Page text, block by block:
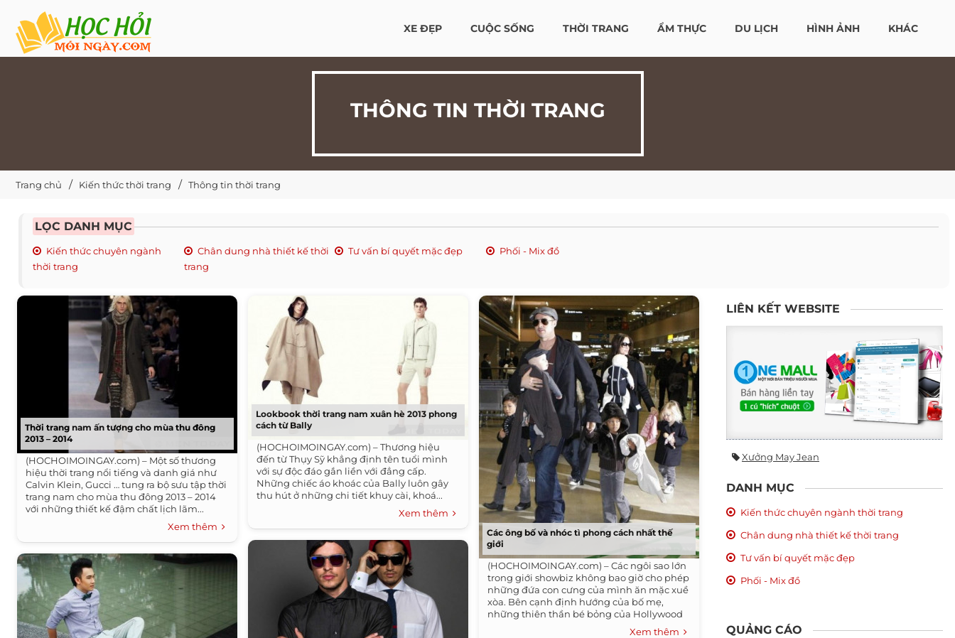
XE ĐẸP CUỘC SỐNG THỜI TRANG ẨM THỰC DU LỊCH HÌNH ẢNH KHÁC
THÔNG TIN THỜI TRANG
Trang chủ Kiến thức thời trang Thông tin thời trang
LỌC DANH MỤC
Kiến thức chuyên ngành
thời trang
Chân dung nhà thiết kế thời
trang
Tư vấn bí quyết mặc đẹp Phối - Mix đồ
Thời trang nam ấn tượng cho mùa thu đông
2013 – 2014
(HOCHOIMOINGAY.com) – Một số thương
hiệu thời trang nổi tiếng và danh giá như
Calvin Klein, Gucci … tung ra bộ sưu tập thời
trang nam cho mùa thu đông 2013 – 2014
với những thiết kế đậm chất lịch lãm...
Xem thêm
Lookbook thời trang nam xuân hè 2013 phong
cách từ Bally
(HOCHOIMOINGAY.com) – Thương hiệu
đến từ Thụy Sỹ khẳng định tên tuổi mình
với sự độc đáo gắn liền với đẳng cấp.
Những chiếc áo khoác của Bally luôn gây
thu hút ở những chi tiết khuy cài, khoá...
Xem thêm
Các ông bố và nhóc tì phong cách nhất thế
giới
(HOCHOIMOINGAY.com) – Các ngôi sao lớn
trong giới showbiz không bao giờ cho phép
những đứa con cưng của mình ăn mặc xuề
xòa. Bên cạnh định hướng của bố mẹ,
những thiên thần bé bỏng của Hollywood
Xem thêm
LIÊN KẾT WEBSITE
Xưởng May Jean
DANH MỤC
Kiến thức chuyên ngành thời trang
Chân dung nhà thiết kế thời trang
Tư vấn bí quyết mặc đẹp
Phối - Mix đồ
QUẢNG CÁO